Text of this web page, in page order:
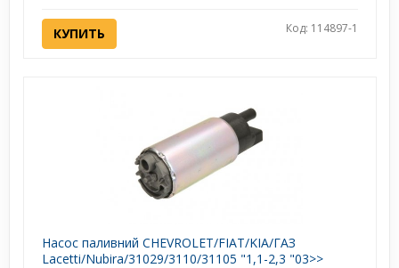
КУПИТЬ Код: 114897-1
Насос паливний CHEVROLET/FIAT/KIA/ГАЗ
Lacetti/Nubira/31029/3110/31105 "1,1-2,3 "03>>